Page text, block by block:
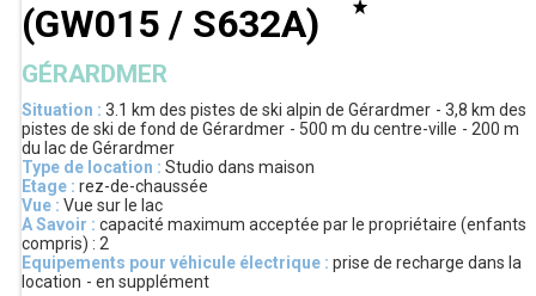
(GW015 / S632A)
GÉRARDMER
Situation : 3.1 km des pistes de ski alpin de Gérardmer 3,8 km des
pistes de ski de fond de Gérardmer
500 m du centre-ville
200 m
du lac de Gérardmer
Type de location : Studio dans maison
Etage : rez-de-chaussée
Vue : Vue sur le lac
A Savoir : capacité maximum acceptée par le propriétaire (enfants
compris) : 2
Equipements pour véhicule électrique : prise de recharge dans la
location
en supplément